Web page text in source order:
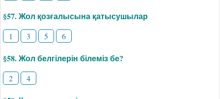
§57. Жол қозғалысына қатысушылар
1 3 5 6
§58. Жол белгілерін білеміз бе?
2 4